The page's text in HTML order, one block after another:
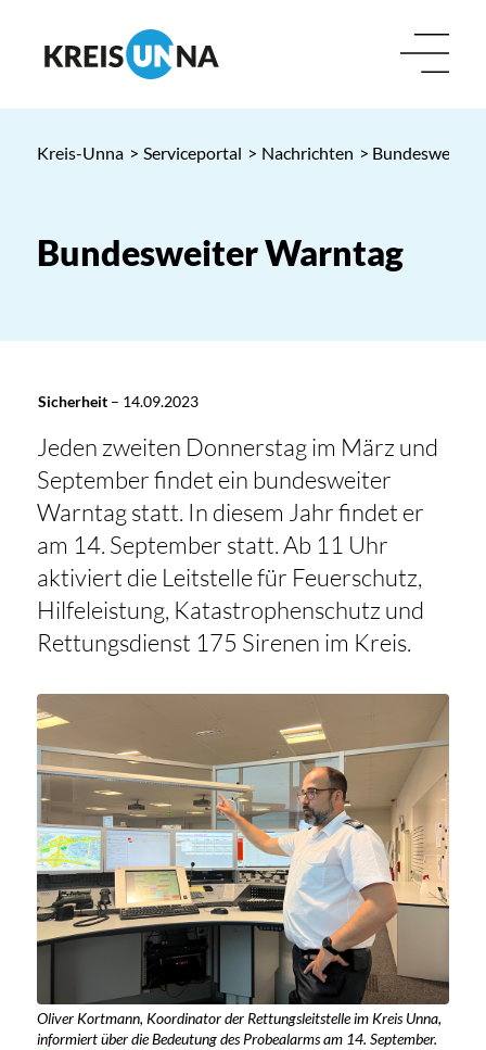
Kreis-Unna > Serviceportal > Nachrichten > Bundesweiter
Bundesweiter Warntag
Sicherheit– 14.09.2023
Jeden zweiten Donnerstag im März und
September findet ein bundesweiter
Warntag statt. In diesem Jahr findet er
am 14. September statt. Ab 11 Uhr
aktiviert die Leitstelle für Feuerschutz,
Hilfeleistung, Katastrophenschutz und
Rettungsdienst 175 Sirenen im Kreis.
Oliver Kortmann, Koordinator der Rettungsleitstelle im Kreis Unna,
informiert über die Bedeutung des Probealarms am 14. September.